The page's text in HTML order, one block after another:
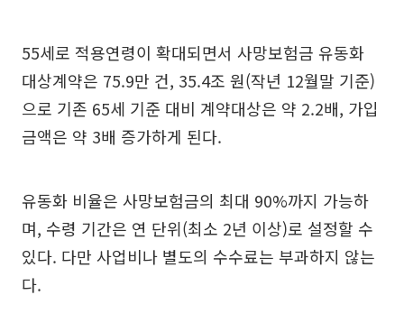
55세로 적용연령이 확대되면서 사망보험금 유동화
대상계약은 75.9만 건, 35.4조 원(작년 12월말 기준)
으로 기존 65세 기준 대비 계약대상은 약 2.2배, 가입
금액은 약 3배 증가하게 된다.
유동화 비율은 사망보험금의 최대 90%까지 가능하
며, 수령 기간은 연 단위(최소 2년 이상)로 설정할 수
있다. 다만 사업비나 별도의 수수료는 부과하지 않는
다.